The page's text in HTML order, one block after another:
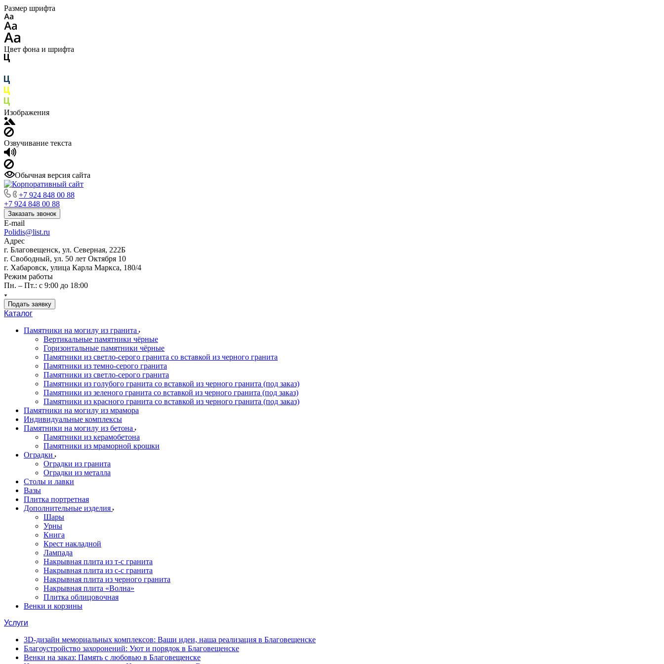
Размер шрифта
Цвет фона и шрифта
Изображения
Озвучивание текста
Обычная версия сайта
+7 924 848 00 88
+7 924 848 00 88
Заказать звонок
E-mail
Polidis@list.ru
Адрес
г. Благовещенск, ул. Северная, 222Б
г. Свободный, ул. 50 лет Октября 10
г. Хабаровск, улица Карла Маркса, 180/4
Режим работы
Пн. – Пт.: с 9:00 до 18:00
Подать заявку
Каталог
Памятники на могилу из гранита
Вертикальные памятники чёрные
Горизонтальные памятники чёрные
Памятники из светло-серого гранита со вставкой из черного гранита
Памятники из темно-серого гранита
Памятники из светло-серого гранита
Памятники из голубого гранита со вставкой из черного гранита (под заказ)
Памятники из зеленого гранита со вставкой из черного гранита (под заказ)
Памятники из красного гранита со вставкой из черного гранита (под заказ)
Памятники на могилу из мрамора
Индивидуальные комплексы
Памятники на могилу из бетона
Памятники из керамобетона
Памятники из мраморной крошки
Оградки
Оградки из гранита
Оградки из металла
Столы и лавки
Вазы
Плитка портретная
Дополнительные изделия
Шары
Урны
Книга
Крест накладной
Лампада
Накрывная плита из т-с гранита
Накрывная плита из с-с гранита
Накрывная плита из черного гранита
Накрывная плита «Волна»
Плитка облицовочная
Венки и корзины
Услуги
3D-дизайн мемориальных комплексов: Ваши идеи, наша реализация в Благовещенске
Благоустройство захоронений: Уют и порядок в Благовещенске
Венки на заказ: Память с любовью в Благовещенске